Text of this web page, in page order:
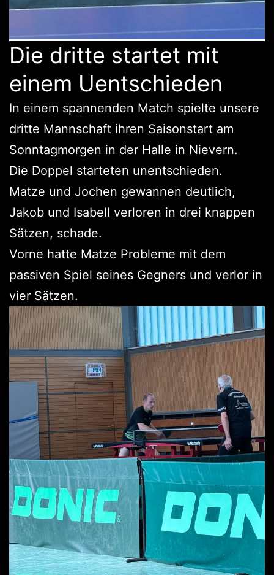
Die dritte startet mit
einem Uentschieden
In einem spannenden Match spielte unsere
dritte Mannschaft ihren Saisonstart am
Sonntagmorgen in der Halle in Nievern.
Die Doppel starteten unentschieden.
Matze und Jochen gewannen deutlich,
Jakob und Isabell verloren in drei knappen
Sätzen, schade.
Vorne hatte Matze Probleme mit dem
passiven Spiel seines Gegners und verlor in
vier Sätzen.